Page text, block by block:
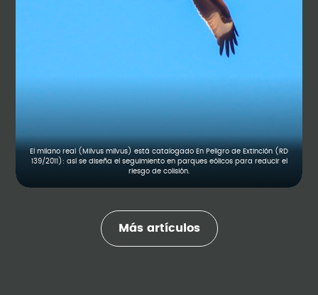
El milano real (Milvus milvus) está catalogado En Peligro de Extinción (RD
139/2011): así se diseña el seguimiento en parques eólicos para reducir el
riesgo de colisión.
Más artículos